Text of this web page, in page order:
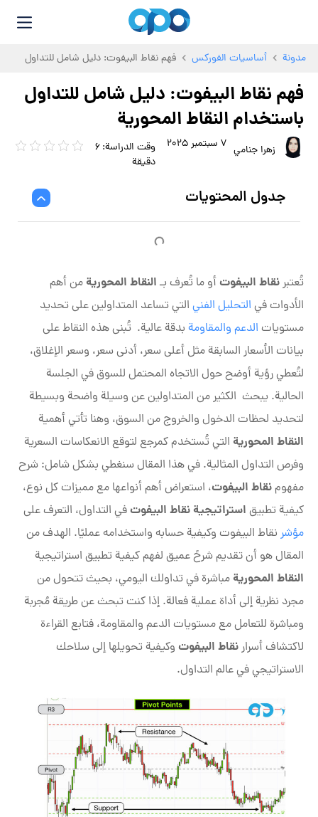
مدونة أساسيات الفوركس
فهم نقاط البيفوت: دليل شامل للتداول
فهم نقاط البيفوت: دليل شامل للتداول
باستخدام النقاط المحورية
زهرا جنامي 7 سبتمبر 2025
جدول المحتويات
تُعتبرنقاط البيفوت أو ما تُعرف بـ النقاط المحورية من أهم
الأدوات في التحليل الفني التي تساعد المتداولين على تحديد
مستويات الدعم والمقاومة بدقة عالية. تُبنى هذه النقاط على
بيانات الأسعار السابقة مثل أعلى سعر، أدنى سعر، وسعر الإغلاق،
لتُعطي رؤية أوضح حول الاتجاه المحتمل للسوق في الجلسة
الحالية. يبحث الكثير من المتداولين عن وسيلة واضحة وبسيطة
لتحديد لحظات الدخول والخروج من السوق، وهنا تأتي أهمية
النقاط المحورية التي تُستخدم كمرجع لتوقع الانعكاسات السعرية
وفرص التداول المثالية. في هذا المقال سنغطي بشكل شامل: شرح
مفهومنقاط البيفوت، استعراض أهم أنواعها مع مميزات كل نوع،
كيفية تطبيق استراتيجية نقاط البيفوت في التداول، التعرف على
مؤشر نقاط البيفوت وكيفية حسابه واستخدامه عمليًا. الهدف من
المقال هو أن تقديم شرحً عميق لفهم كيفية تطبيق استراتيجية
النقاط المحورية مباشرة في تداولك اليومي، بحيث تتحول من
مجرد نظرية إلى أداة عملية فعالة. إذا كنت تبحث عن طريقة مُجربة
ومباشرة للتعامل مع مستويات الدعم والمقاومة، فتابع القراءة
لاكتشاف أسرارنقاط البيفوت وكيفية تحويلها إلى سلاحك
الاستراتيجي في عالم التداول.